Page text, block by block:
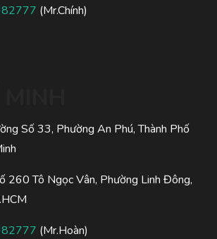
(Mr.Chính)
Số 33, Phường An Phú, Thành Phố
260 Tô Ngọc Vân, Phường Linh Đông,
(Mr.Hoàn)